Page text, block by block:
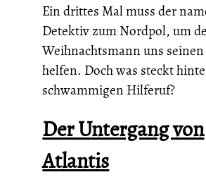
Ein drittes Mal muss der
Detektiv zum Nordpol, um
Weihnachtsmann uns
helfen. Doch was steckt
schwammigen Hilferuf?
Der Untergang von
Atlantis